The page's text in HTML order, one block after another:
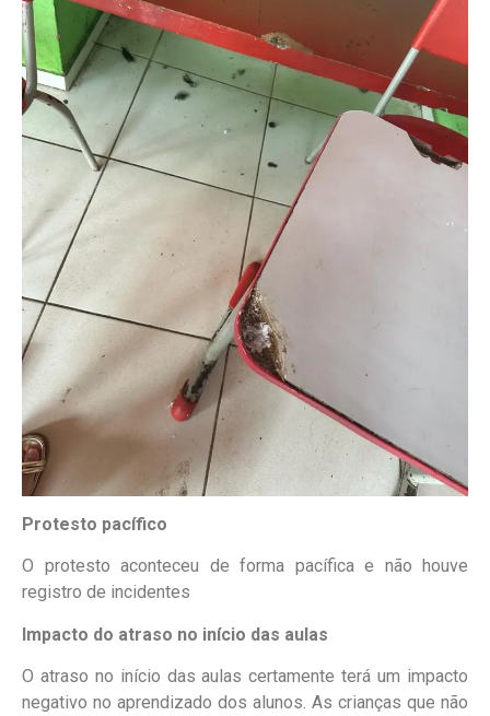
Protesto pacífico
O protesto aconteceu de forma pacífica e não houve
registro de incidentes
Impacto do atraso no início das aulas
O atraso no início das aulas certamente terá um impacto
negativo no aprendizado dos alunos. As crianças que não